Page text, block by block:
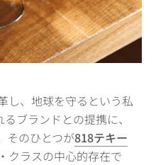
し、地球を守るという私
ブランドとの提携に、
そのひとつが818テキー
クラスの中心的存在で